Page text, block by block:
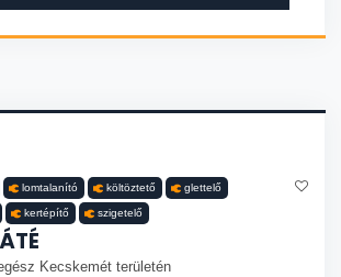
lomtalanító költöztető glettelő
kertépítő szigetelő
Kecskemét területén